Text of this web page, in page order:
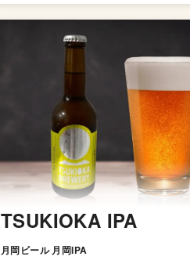
TSUKIOKA IPA
月岡ビール 月岡IPA